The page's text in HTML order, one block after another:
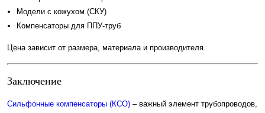
Модели с кожухом (СКУ)
Компенсаторы для ППУ-труб
Цена зависит от размера, материала и производителя.
Заключение
Сильфонные компенсаторы (КСО) – важный элемент трубопроводов,